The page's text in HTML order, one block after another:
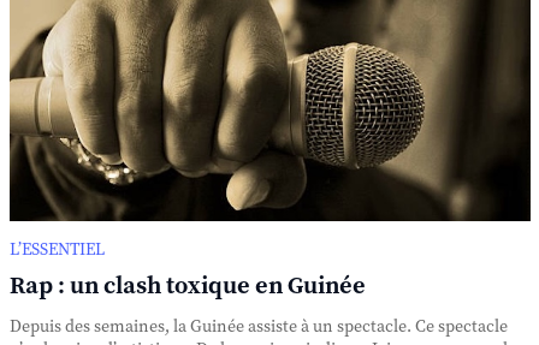
L’ESSENTIEL
Rap : un clash toxique en Guinée
Depuis des semaines, la Guinée assiste à un spectacle. Ce spectacle